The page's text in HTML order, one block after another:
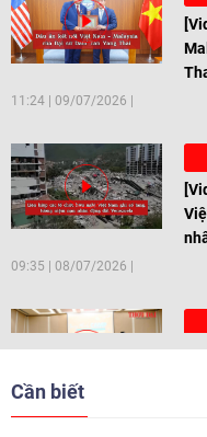
11:24 09/07/2026
09:35 08/07/2026
Cần biết